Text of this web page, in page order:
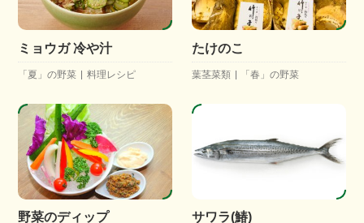
ミョウガ 冷や汁
「夏」の野菜 料理レシピ
たけのこ
葉茎菜類 「春」の野菜
野菜のディップ サワラ(鰆)